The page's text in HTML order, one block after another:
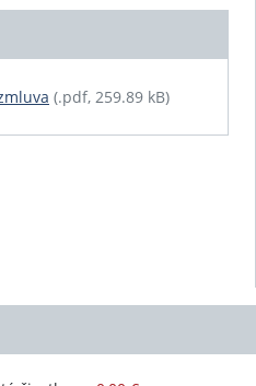
(.pdf, 259.89 kB)